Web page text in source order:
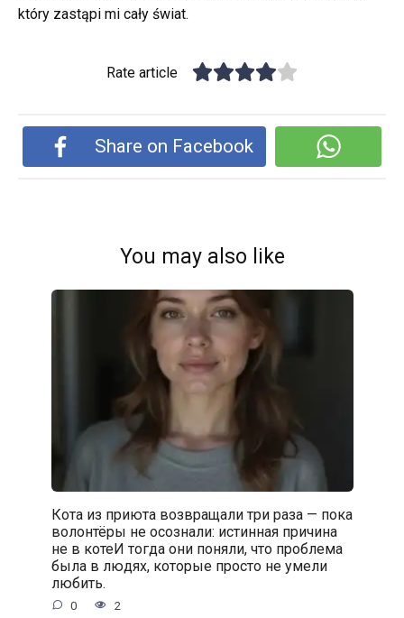
który zastąpi mi cały świat.
Rate article
Share on Facebook
You may also like
Кота из приюта возвращали три раза — пока
волонтёры не осознали: истинная причина
не в котеИ тогда они поняли, что проблема
была в людях, которые просто не умели
любить.
0 2